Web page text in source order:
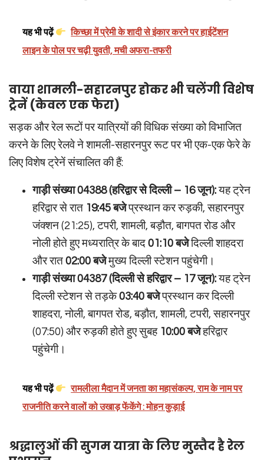
यह भी पढ़ें
किच्छा में प्रेमी के शादी से इंकार करने पर हाईटेंशन
लाइन के पोल पर चढ़ी युवती, मची अफरा-तफरी
वाया शामली-सहारनपुर होकर भी चलेंगी विशेष
ट्रेनें (केवल एक फेरा)
सड़क और रेल रूटों पर यात्रियों की विधिक संख्या को विभाजित
करने के लिए रेलवे ने शामली-सहारनपुर रूट पर भी एक-एक फेरे के
लिए विशेष ट्रेनें संचालित की हैं:
गाड़ी संख्या 04388 (हरिद्वार से दिल्ली – 16 जून):यह ट्रेन
हरिद्वार से रात 19:45 बजेप्रस्थान कर रुड़की, सहारनपुर
जंक्शन (21:25), टपरी, शामली, बड़ौत, बागपत रोड और
नोली होते हुए मध्यरात्रि के बाद 01:10 बजेदिल्ली शाहदरा
और रात 02:00 बजेमुख्य दिल्ली स्टेशन पहुंचेगी।
गाड़ी संख्या 04387 (दिल्ली से हरिद्वार – 17 जून):यह ट्रेन
दिल्ली स्टेशन से तड़के03:40 बजेप्रस्थान कर दिल्ली
शाहदरा, नोली, बागपत रोड, बड़ौत, शामली, टपरी, सहारनपुर
(07:50) और रुड़की होते हुए सुबह 10:00 बजेहरिद्वार
पहुंचेगी।
यह भी पढ़ें
रामलीला मैदान में जनता का महासंकल्प, राम के नाम पर
राजनीति करने वालों को उखाड़ फेंकेंगे : मोहन कुड़ाई
श्रद्धालुओं की सुगम यात्रा के लिए मुस्तैद है रेल